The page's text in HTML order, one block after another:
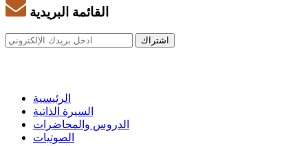
القائمة البريدية
الرئيسية
السيرة الذاتية
الدروس والمحاضرات
الصوتيات